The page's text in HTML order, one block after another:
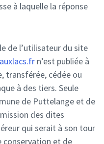
à laquelle la réponse
de l’utilisateur du site
n’est publiée à
transférée, cédée ou
à des tiers. Seule
de Puttelange et de
des dites
qui serait à son tour
conservation et de